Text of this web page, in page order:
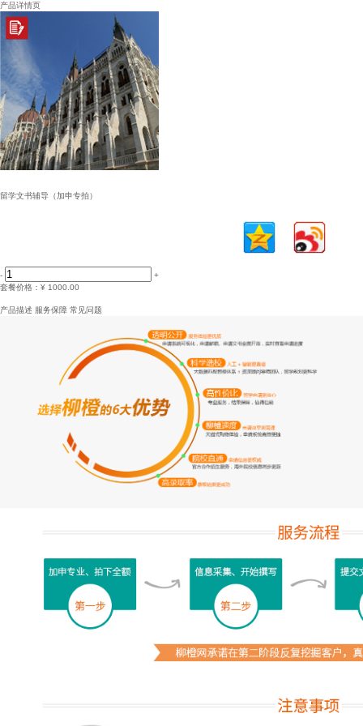
产品详情页
留学文书辅导（加申专拍）
-
+
套餐价格： ¥ 1000.00
产品描述 服务保障 常见问题